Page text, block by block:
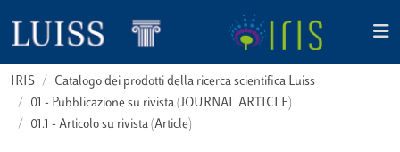
IRIS
Catalogo dei prodotti della ricerca scientifica Luiss
01 - Pubblicazione su rivista (JOURNAL ARTICLE)
01.1 - Articolo su rivista (Article)